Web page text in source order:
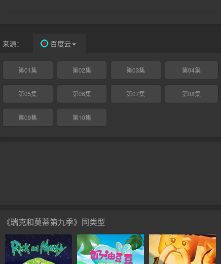
来源： 百度云
第01集 第02集 第03集 第04集
第05集 第06集 第07集 第08集
第09集 第10集
《瑞克和莫蒂第九季》同类型